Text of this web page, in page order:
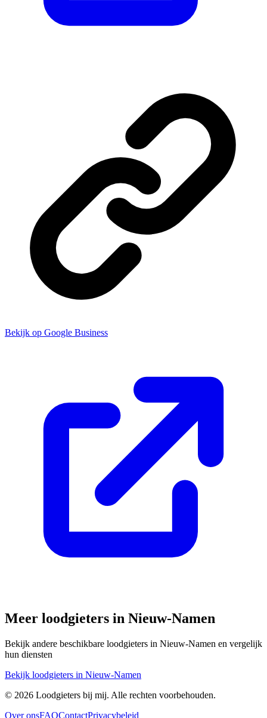
Bekijk op Google Business
Meer loodgieters in Nieuw-Namen
Bekijk andere beschikbare loodgieters in Nieuw-Namen en vergelijk
hun diensten
Bekijk loodgieters in Nieuw-Namen
© 2026 Loodgieters bij mij. Alle rechten voorbehouden.
Over onsFAQContactPrivacybeleid